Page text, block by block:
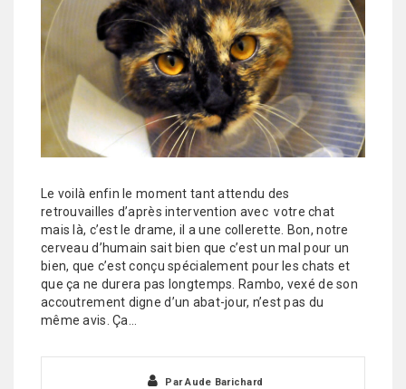
Le voilà enfin le moment tant attendu des
retrouvailles d’après intervention avec votre chat
mais là, c’est le drame, il a une collerette. Bon, notre
cerveau d’humain sait bien que c’est un mal pour un
bien, que c’est conçu spécialement pour les chats et
que ça ne durera pas longtemps. Rambo, vexé de son
accoutrement digne d’un abat-jour, n’est pas du
même avis. Ça…
ParAude Barichard